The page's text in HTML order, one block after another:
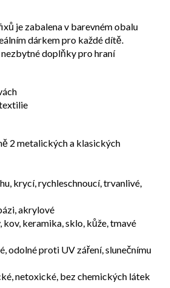
je zabalena v barevném obalu
dárkem pro každé dítě.
nezbytné doplňky pro hraní
2 metalických a klasických
krycí, rychleschnoucí, trvanlivé,
akrylové
kov, keramika, sklo, kůže, tmavé
odolné proti UV záření, slunečnímu
netoxické, bez chemických látek